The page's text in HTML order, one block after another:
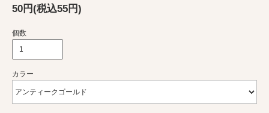
50円(税込55円)
個数
カラー